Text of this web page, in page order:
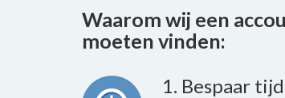
Waarom wij een
moeten vinden:
1. Bespaar tijd